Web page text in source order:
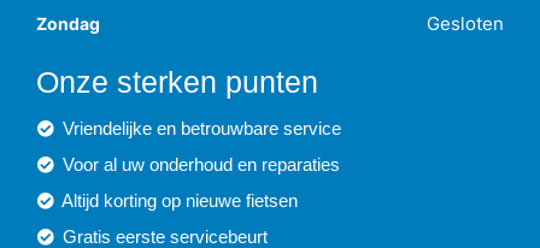
Zondag Gesloten
Onze sterken punten
Vriendelijke en betrouwbare service
Voor al uw onderhoud en reparaties
Altijd korting op nieuwe fietsen
Gratis eerste servicebeurt